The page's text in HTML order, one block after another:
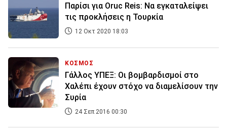
Παρίσι για Oruc Reis: Να εγκαταλείψει
τις προκλήσεις η Τουρκία
12 Οκτ 2020 18:03
ΚΟΣΜΟΣ
Γάλλος ΥΠΕΞ: Οι βομβαρδισμοί στο
Χαλέπι έχουν στόχο να διαμελίσουν την
Συρία
24 Σεπ 2016 00:30